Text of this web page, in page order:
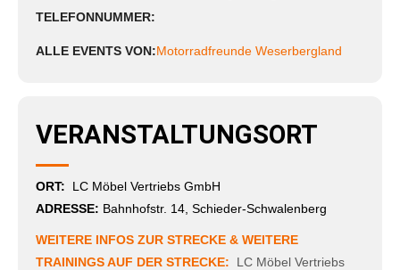
TELEFONNUMMER:
ALLE EVENTS VON:Motorradfreunde Weserbergland
VERANSTALTUNGSORT
ORT: LC Möbel Vertriebs GmbH
ADRESSE: Bahnhofstr. 14, Schieder-Schwalenberg
WEITERE INFOS ZUR STRECKE & WEITERE
TRAININGS AUF DER STRECKE: LC Möbel Vertriebs